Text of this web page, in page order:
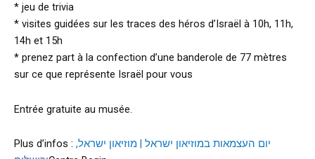
* jeu de trivia
* visites guidées sur les traces des héros d’Israël à 10h, 11h,
14h et 15h
* prenez part à la confection d’une banderole de 77 mètres
sur ce que représente Israël pour vous
Entrée gratuite au musée.
Plus d’infos : יום העצמאות במוזיאון ישראל | מוזיאון ישראל,